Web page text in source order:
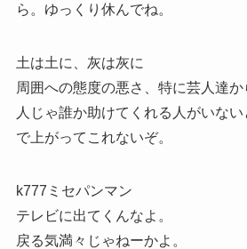
ら。ゆっくり休んでね。
土は土に、灰は灰に
周囲への態度の悪さ、特に芸人達
人じゃ誰か助けてくれる人がいな
で上がってこれないぞ。
k777ミセパンマン
テレビに出てくんなよ。
戻る気満々じゃねーかよ。